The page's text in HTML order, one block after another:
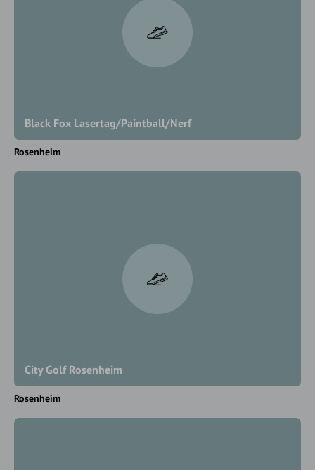
Black Fox Lasertag/Paintball/Nerf
Rosenheim
City Golf Rosenheim
Rosenheim